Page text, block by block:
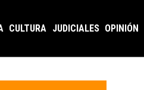
CULTURA JUDICIALES OPINIÓN